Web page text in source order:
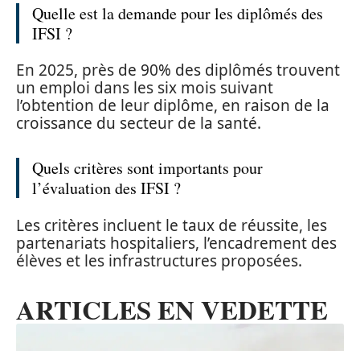
Quelle est la demande pour les diplômés des
IFSI ?
En 2025, près de 90% des diplômés trouvent
un emploi dans les six mois suivant
l’obtention de leur diplôme, en raison de la
croissance du secteur de la santé.
Quels critères sont importants pour
l’évaluation des IFSI ?
Les critères incluent le taux de réussite, les
partenariats hospitaliers, l’encadrement des
élèves et les infrastructures proposées.
ARTICLES EN VEDETTE